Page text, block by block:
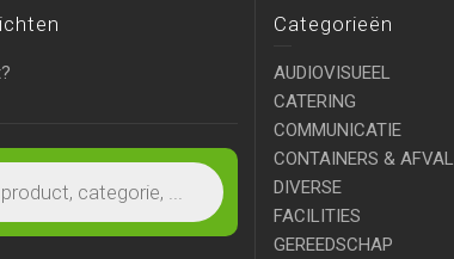
Categorieën
AUDIOVISUEEL
CATERING
COMMUNICATIE
CONTAINERS & AFVAL
DIVERSE
FACILITIES
GEREEDSCHAP